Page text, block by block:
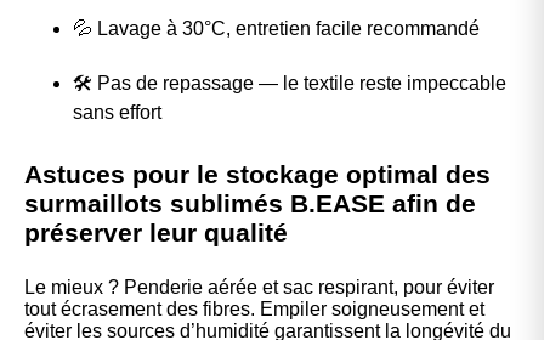
💦 Lavage à 30°C, entretien facile recommandé
🛠️ Pas de repassage — le textile reste impeccable
sans effort
Astuces pour le stockage optimal des
surmaillots sublimés B.EASE afin de
préserver leur qualité
Le mieux ? Penderie aérée et sac respirant, pour éviter
tout écrasement des fibres. Empiler soigneusement et
éviter les sources d’humidité garantissent la longévité du